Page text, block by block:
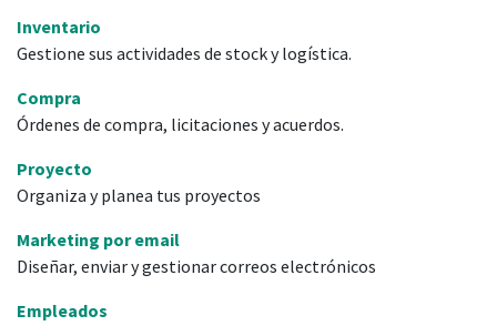
Inventario
Gestione sus actividades de stock y logística.
Compra
Órdenes de compra, licitaciones y acuerdos.
Proyecto
Organiza y planea tus proyectos
Marketing por email
Diseñar, enviar y gestionar correos electrónicos
Empleados